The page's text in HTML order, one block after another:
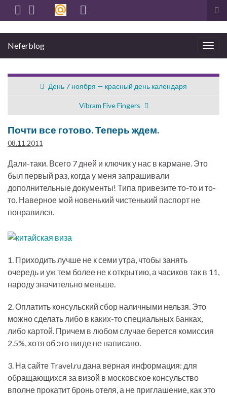
Вкл/
выкл
Neferblog
День 7 ноября — красный день календаря
Vibram Five Fingers
Почти все готово. Теперь ждем.
08.11.2011
Дали-таки. Всего 7 дней и ключик у нас в кармане. Это
был первый раз, когда у меня запрашивали
дополнительные документы! Типа привезите то-то и то-
то. Наверное мой новенький чистенький паспорт не
понравился.
1. Приходить лучше не к семи утра, чтобы занять
очередь и уж тем более не к открытию, а часиков так в 11,
народу значительно меньше.
2. Оплатить консульский сбор наличными нельзя. Это
можно сделать либо в каких-то специальных банках,
либо картой. Причем в любом случае берется комиссия
2.5%, хотя об это нигде не написано.
3. На сайте Travel.ru дана верная информация: для
обращающихся за визой в московское консульство
вполне прокатит бронь отеля, а не приглашение, как это